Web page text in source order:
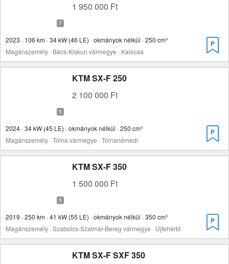
1 950 000 Ft
2023 · 106 km · 34 kW (46 LE) · okmányok nélkül · 250 cm³
Magánszemély · Bács-Kiskun vármegye · Kalocsa
KTM SX-F 250
2 100 000 Ft
2024 · 34 kW (45 LE) · okmányok nélkül · 250 cm³
Magánszemély · Tolna vármegye · Tolnanémedi
KTM SX-F 350
1 500 000 Ft
2019 · 250 km · 41 kW (55 LE) · okmányok nélkül · 350 cm³
Magánszemély · Szabolcs-Szatmár-Bereg vármegye · Újfehértó
KTM SX-F SXF 350